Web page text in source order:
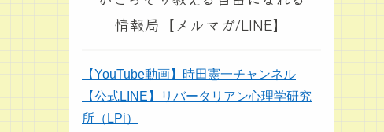
情報局【メルマガ/LINE】
【YouTube動画】時田憲一チャンネル
【公式LINE】リバータリアン心理学研究
所（LPi）